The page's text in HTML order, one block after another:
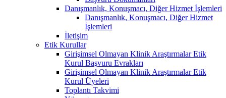
Danışmanlık, Konuşmacı, Diğer Hizmet İşlemleri
Danışmanlık, Konuşmacı, Diğer Hizmet
İşlemleri
İletişim
Etik Kurullar
Girişimsel Olmayan Klinik Araştırmalar Etik
Kurul Başvuru Evrakları
Girişimsel Olmayan Klinik Araştırmalar Etik
Kurul Üyeleri
Toplantı Takvimi